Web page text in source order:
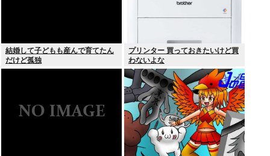
結婚して子どもも産んで育てたん
だけど孤独
プリンター 買っておきたいけど買
わないよな